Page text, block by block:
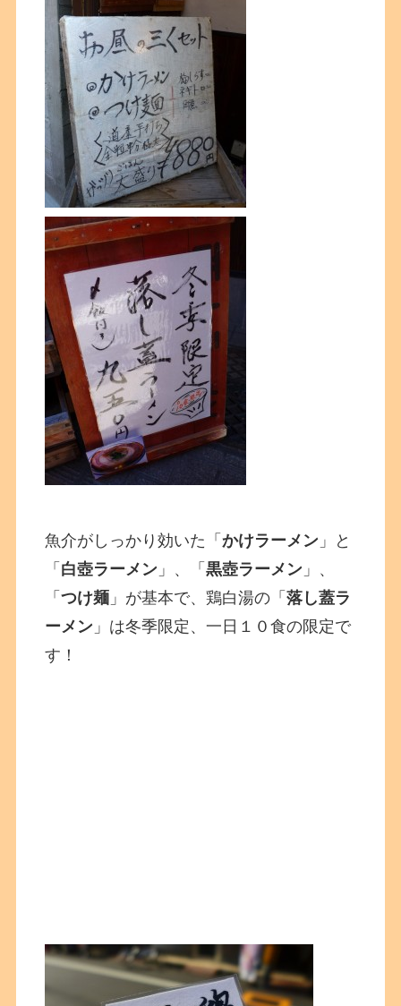
魚介がしっかり効いた「かけラーメン 」と
「 白壺ラーメン 」、「黒壺ラーメン 」、
「つけ麺 」が基本で、鶏白湯の「落し蓋ラ
ーメン 」は冬季限定、一日１０食の限定で
す！